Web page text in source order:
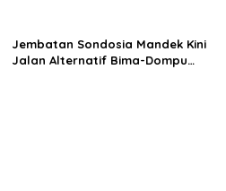
Jembatan Sondosia Mandek Kini
Jalan Alternatif Bima-Dompu